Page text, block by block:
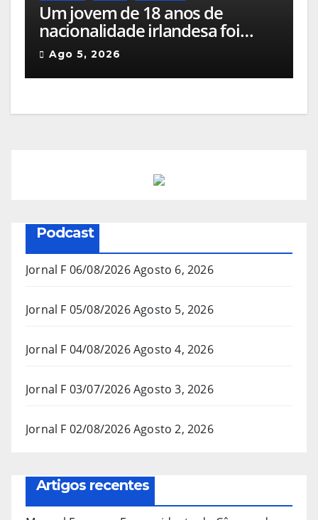
Um jovem de 18 anos de
nacionalidade irlandesa foi
detido pela GNR em Celorico da
Beira pelo crime de incêndio
rural
Ago 5, 2026
Podcast
Jornal F 06/08/2026Agosto 6, 2026
Jornal F 05/08/2026Agosto 5, 2026
Jornal F 04/08/2026Agosto 4, 2026
Jornal F 03/07/2026Agosto 3, 2026
Jornal F 02/08/2026Agosto 2, 2026
Artigos recentes